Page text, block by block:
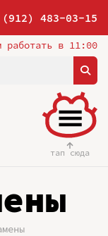
483-03-15
работать в 11:00
тап сюда